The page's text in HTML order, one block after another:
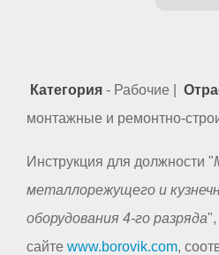
Категория - Рабочие |
монтажные и ремонтно-
Инструкция для должности "
металлорежущего и
оборудования 4-го разряда",
сайте www.borovik.com,